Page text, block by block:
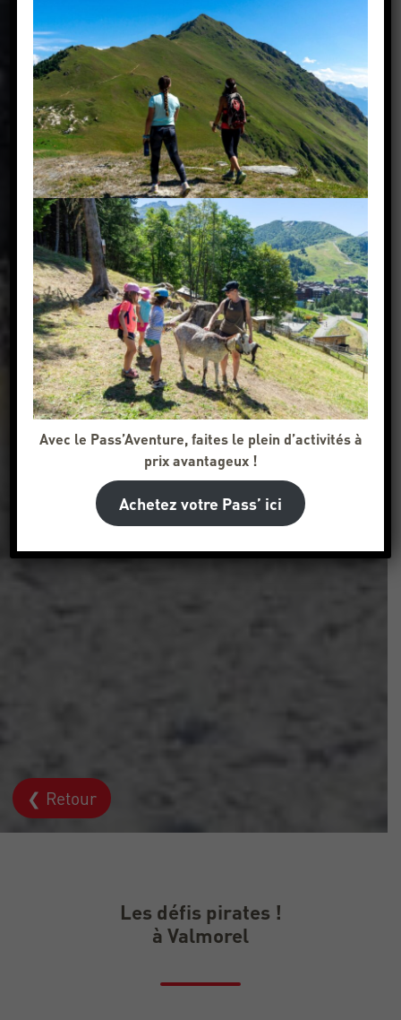
❮ Retour
Les défis pirates !
à Valmorel
Avec le Pass’Aventure, faites le plein d’activités à
prix avantageux !
Achetez votre Pass’ ici